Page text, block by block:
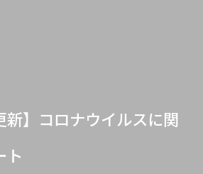
新】コロナウイルスに関
ト